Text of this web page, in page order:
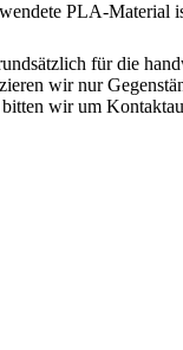
PLA-Material
für die
wir nur
wir um